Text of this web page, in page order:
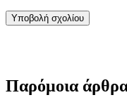
Παρόμοια